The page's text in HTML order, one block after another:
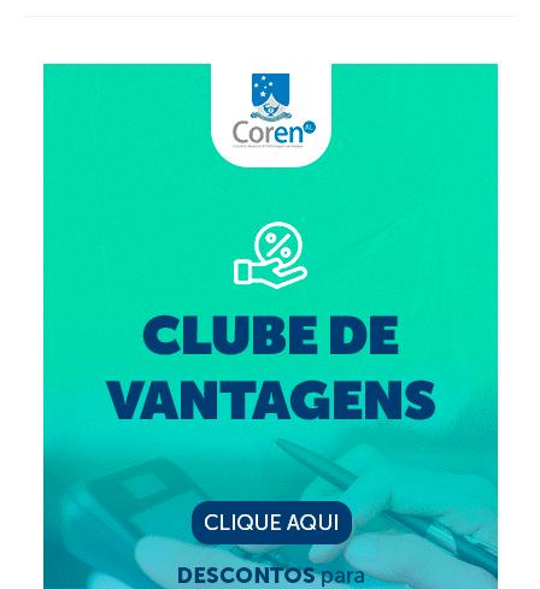
Suspensão do Exercício Profissional
Clube de Vantagens
Reserva de auditório
Notícias
Ouvidoria
Contatos
Fale Conosco